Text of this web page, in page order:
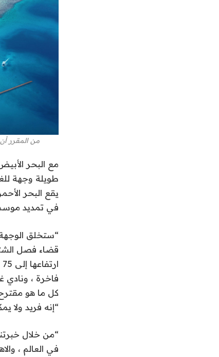
من المقرر
مع البحر
طويلة وجهة
يقع البحر
في تمديد
“ستخلق
فاخرة ،
“إنه فريد ولا
“من خلال
في العالم ،